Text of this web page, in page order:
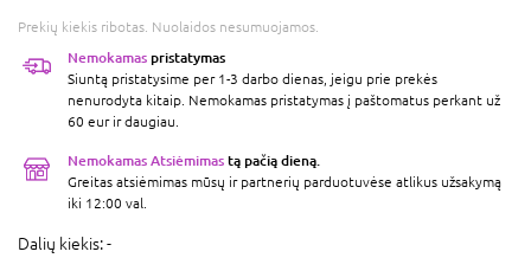
Prekių kiekis ribotas. Nuolaidos nesumuojamos.
Nemokamas pristatymas
Siuntą pristatysime per 1-3 darbo dienas, jeigu prie prekės
nenurodyta kitaip. Nemokamas pristatymas į paštomatus perkant už
60 eur ir daugiau.
Nemokamas Atsiėmimas tą pačią dieną.
Greitas atsiėmimas mūsų ir partnerių parduotuvėse atlikus užsakymą
iki 12:00 val.
Dalių kiekis:-